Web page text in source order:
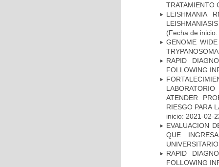
TRATAMIENTO
LEISHMANIA
(Fecha de
GENOME
RAPID
FOLLOWING
ATENDER
RIESGO PARA
inicio: 2021-02-
EVALUACION
QUE
RAPID
FOLLOWING